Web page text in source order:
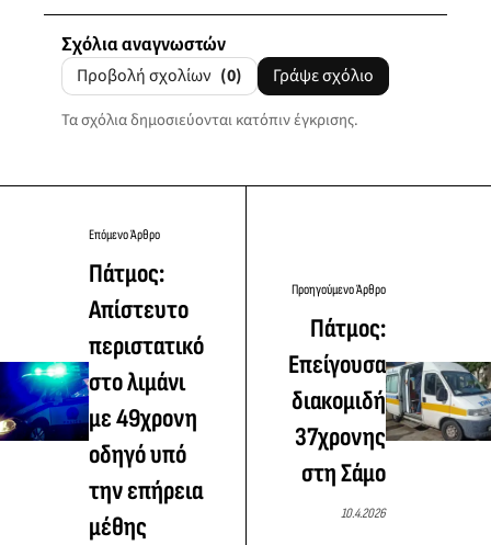
Σχόλια αναγνωστών
Προβολή σχολίων (0) Γράψε σχόλιο
Τα σχόλια δημοσιεύονται κατόπιν έγκρισης.
Επόμενο Άρθρο
Πάτμος:
Απίστευτο
περιστατικό
στο λιμάνι
με 49χρονη
οδηγό υπό
την επήρεια
μέθης
Προηγούμενο Άρθρο
Πάτμος:
Επείγουσα
διακομιδή
37χρονης
στη Σάμο
10.4.2026